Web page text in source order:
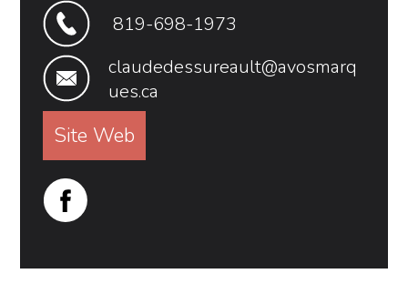
819-698-1973
claudedessureault@avosmarq
ues.ca
Site Web